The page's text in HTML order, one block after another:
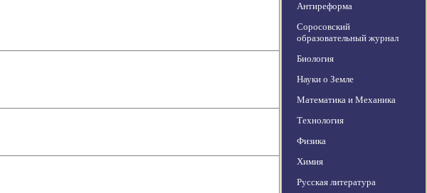
Антиреформа
Соросовский
образовательный журнал
Биология
Науки о Земле
Математика и Механика
Технология
Физика
Химия
Русская литература